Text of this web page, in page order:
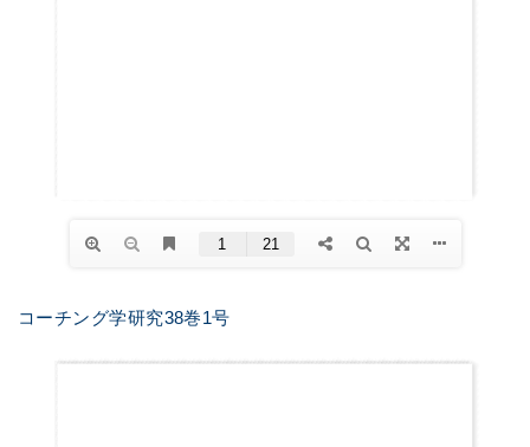
コーチング学研究38巻1号